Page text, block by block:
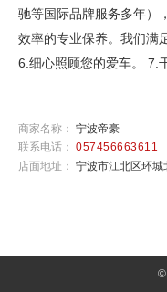
驰等国际品牌服务多年）
效率的专业保养。我们满
6.细心照顾您的爱车。 7.
商家名称： 宁波帝豪
联系电话： 057456663611
店面地址： 宁波市江北区环
©